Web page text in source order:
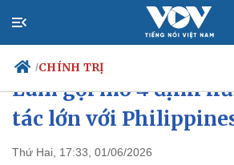
/CHÍNH TRỊ
Chính trị
Tổng Bí thư, Chủ tịch
Lâm gợi mở 4 định
tác lớn với
Thứ Hai, 17:33, 01/06/2026